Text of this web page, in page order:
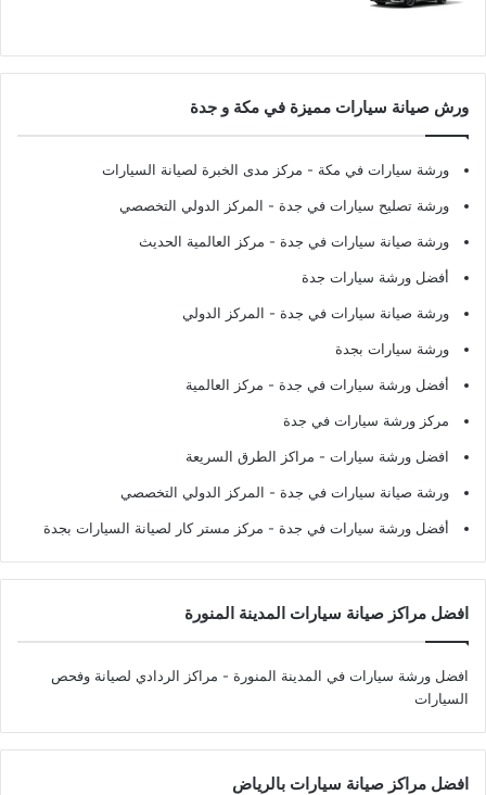
ورش صيانة سيارات مميزة في مكة و جدة
ورشة سيارات في مكة - مركز مدى الخبرة لصيانة السيارات
ورشة تصليح سيارات في جدة - المركز الدولي التخصصي
ورشة صيانة سيارات في جدة - مركز العالمية الحديث
أفضل ورشة سيارات جدة
ورشة صيانة سيارات في جدة - المركز الدولي
ورشة سيارات بجدة
أفضل ورشة سيارات في جدة - مركز العالمية
مركز ورشة سيارات في جدة
افضل ورشة سيارات - مراكز الطرق السريعة
ورشة صيانة سيارات في جدة - المركز الدولي التخصصي
أفضل ورشة سيارات في جدة - مركز مستر كار لصيانة السيارات بجدة
افضل مراكز صيانة سيارات المدينة المنورة
افضل ورشة سيارات في المدينة المنورة - مراكز الردادي لصيانة وفحص
السيارات
افضل مراكز صيانة سيارات بالرياض